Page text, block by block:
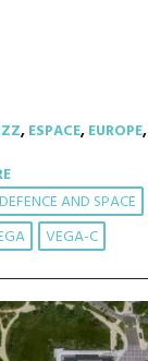
,ESPACE,EUROPE,
AND SPACE
VEGA-C